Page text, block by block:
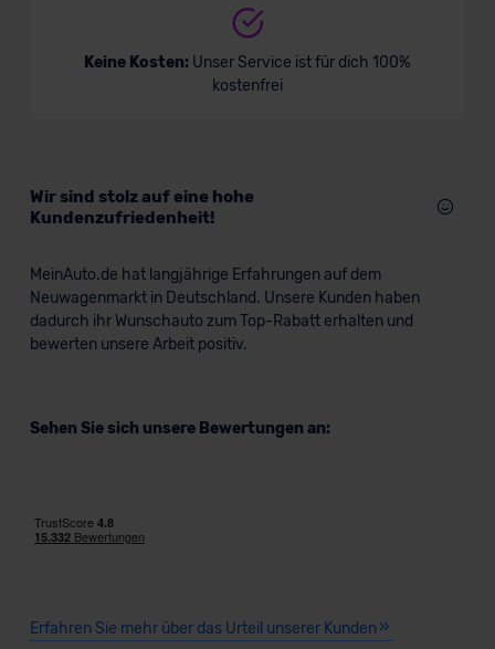
Keine Kosten: Unser Service ist für dich 100%
kostenfrei
Wir sind stolz auf eine hohe
Kundenzufriedenheit!
MeinAuto.de hat langjährige Erfahrungen auf dem
Neuwagenmarkt in Deutschland. Unsere Kunden haben
dadurch ihr Wunschauto zum Top-Rabatt erhalten und
bewerten unsere Arbeit positiv.
Sehen Sie sich unsere Bewertungen an:
Erfahren Sie mehr über das Urteil unserer Kunden